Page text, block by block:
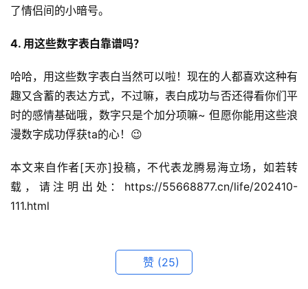
了情侣间的小暗号。
4. 用这些数字表白靠谱吗？
哈哈，用这些数字表白当然可以啦！现在的人都喜欢这种有
趣又含蓄的表达方式，不过嘛，表白成功与否还得看你们平
时的感情基础哦，数字只是个加分项嘛~ 但愿你能用这些浪
漫数字成功俘获ta的心！😉
本文来自作者[天亦]投稿，不代表龙腾易海立场，如若转
载，请注明出处：https://55668877.cn/life/202410-
111.html
赞 (25)